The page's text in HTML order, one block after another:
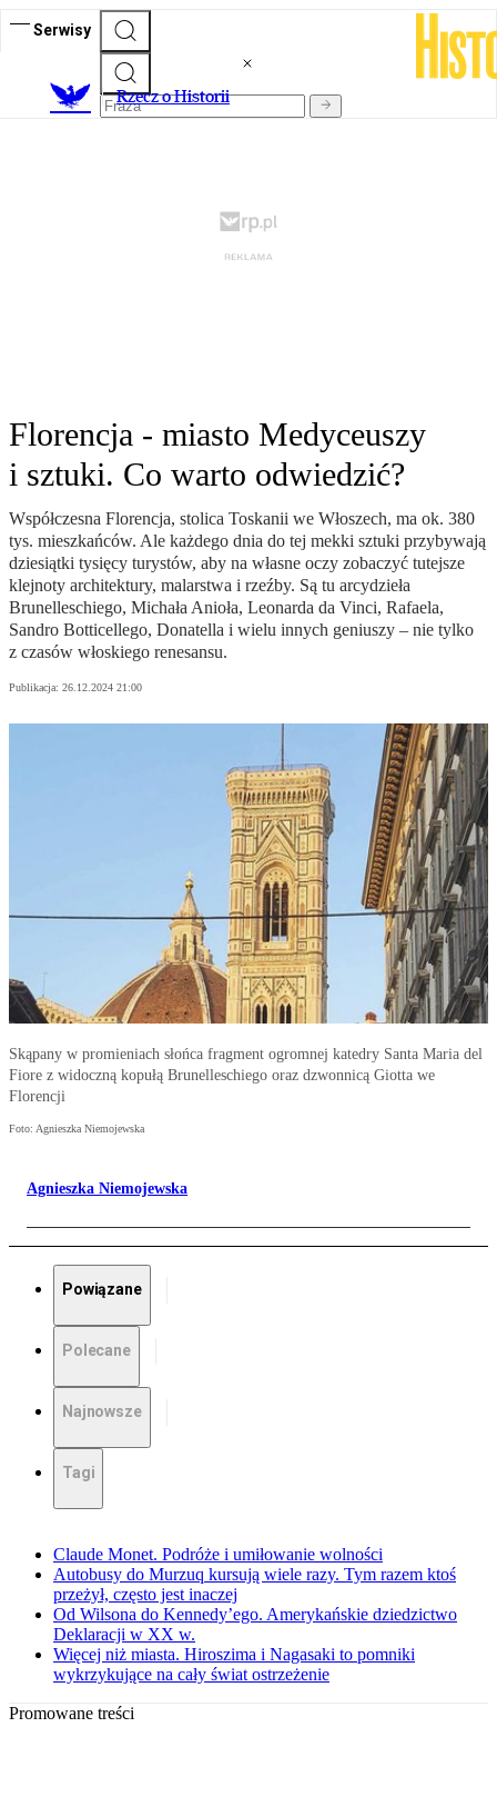
Serwisy
Rzecz o Historii
Florencja - miasto Medyceuszy
i sztuki. Co warto odwiedzić?
Współczesna Florencja, stolica Toskanii we Włoszech, ma ok. 380
tys. mieszkańców. Ale każdego dnia do tej mekki sztuki przybywają
dziesiątki tysięcy turystów, aby na własne oczy zobaczyć tutejsze
klejnoty architektury, malarstwa i rzeźby. Są tu arcydzieła
Brunelleschiego, Michała Anioła, Leonarda da Vinci, Rafaela,
Sandro Botticellego, Donatella i wielu innych geniuszy – nie tylko
z czasów włoskiego renesansu.
Publikacja: 26.12.2024 21:00
Skąpany w promieniach słońca fragment ogromnej katedry Santa Maria del
Fiore z widoczną kopułą Brunelleschiego oraz dzwonnicą Giotta we
Florencji
Foto: Agnieszka Niemojewska
Agnieszka Niemojewska
Powiązane
Polecane
Najnowsze
Tagi
Claude Monet. Podróże i umiłowanie wolności
Autobusy do Murzuq kursują wiele razy. Tym razem ktoś
przeżył, często jest inaczej
Od Wilsona do Kennedy’ego. Amerykańskie dziedzictwo
Deklaracji w XX w.
Więcej niż miasta. Hiroszima i Nagasaki to pomniki
wykrzykujące na cały świat ostrzeżenie
Promowane treści